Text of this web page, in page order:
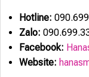
Hotline:
Zalo:
Facebook:
Website: